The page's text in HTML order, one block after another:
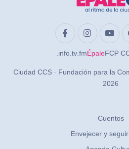
.info .tv .fmÉpaleFCP
Ciudad CCS · Fundación para la
2026
Cuentos
Envejecer y